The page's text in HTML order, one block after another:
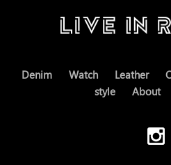
Denim Watch Leather
style
About